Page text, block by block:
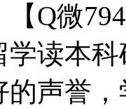
Q微
学读本
的声誉